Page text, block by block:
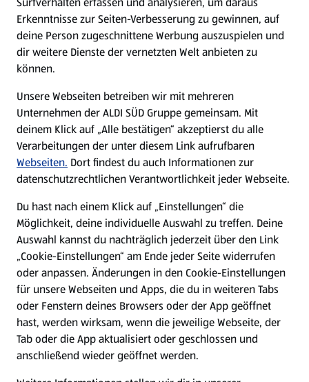
Über ALDI SÜD
Filialen
Nachhaltigkeit
Karriere
Presse
Hilfe & Kontakt
(öffnet in einem neuen Tab)
Unternehmen
Folge uns hier:
Erkenntnisse zur Seiten-Verbesserung zu gewinnen, auf
deine Person zugeschnittene Werbung auszuspielen und
dir weitere Dienste der vernetzten Welt anbieten zu
können.
Unsere Webseiten betreiben wir mit mehreren
Unternehmen der ALDI SÜD Gruppe gemeinsam. Mit
deinem Klick auf „Alle bestätigen“ akzeptierst du alle
Verarbeitungen der unter diesem Link aufrufbaren
Webseiten. Dort findest du auch Informationen zur
datenschutzrechtlichen Verantwortlichkeit jeder Webseite.
Du hast nach einem Klick auf „Einstellungen“ die
Möglichkeit, deine individuelle Auswahl zu treffen. Deine
Auswahl kannst du nachträglich jederzeit über den Link
„Cookie-Einstellungen“ am Ende jeder Seite widerrufen
oder anpassen. Änderungen in den Cookie-Einstellungen
für unsere Webseiten und Apps, die du in weiteren Tabs
oder Fenstern deines Browsers oder der App geöffnet
hast, werden wirksam, wenn die jeweilige Webseite, der
Tab oder die App aktualisiert oder geschlossen und
anschließend wieder geöffnet werden.